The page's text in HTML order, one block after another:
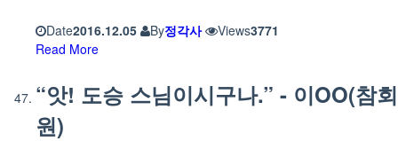
Date2016.12.05 By정각사 Views3771
Read More
“앗! 도승 스님이시구나.” - 이OO(참회
원)